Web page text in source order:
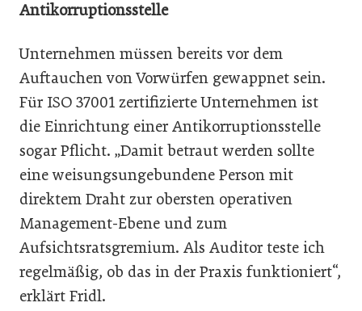
Antikorruptionsstelle
Unternehmen müssen bereits vor dem
Auftauchen von Vorwürfen gewappnet sein.
Für ISO 37001 zertifizierte Unternehmen ist
die Einrichtung einer Antikorruptionsstelle
sogar Pflicht. „Damit betraut werden sollte
eine weisungsungebundene Person mit
direktem Draht zur obersten operativen
Management-Ebene und zum
Aufsichtsratsgremium. Als Auditor teste ich
regelmäßig, ob das in der Praxis funktioniert“,
erklärt Fridl.